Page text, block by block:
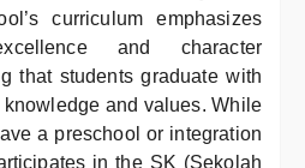
curriculum emphasizes
and character
that students graduate with
and values. While
a preschool or integration
in the SK (Sekolah